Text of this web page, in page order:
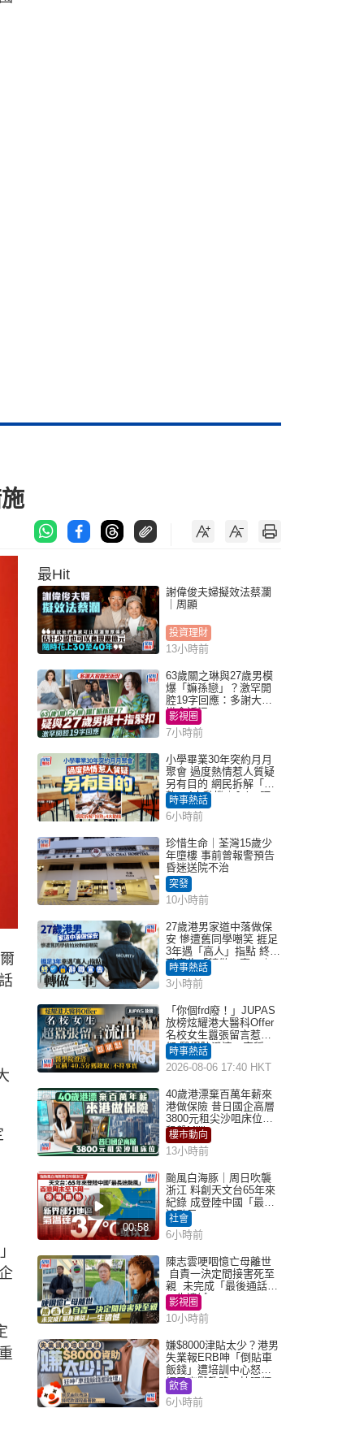
最Hit
謝偉俊夫婦擬效法蔡瀾
｜周顯
投資理財
13小時前
63歲關之琳與27歲男模
爆「嫲孫戀」？激罕開
腔19字回應：多謝大家
掛念近況
影視圈
7小時前
小學畢業30年突約月月
聚會 過度熱情惹人質疑
另有目的 網民拆解「扮
熟」4大動機｜Juicy叮
時事熱話
6小時前
珍惜生命｜荃灣15歲少
年墮樓 事前曾報警預告
昏迷送院不治
突發
10小時前
27歲港男家道中落做保
安 慘遭舊同學嘲笑 捱足
3年遇「高人」指點 終辭
職宣告「轉做一事」｜
Juicy叮
時事熱話
3小時前
「你個frd廢！」JUPAS
放榜炫耀港大醫科Offer
名校女生囂張留言惹眾
怒 醫學院澄清：宣稱
「40.5分獲錄取」不符事
實｜Juicy叮
時事熱話
2026-08-06 17:40 HKT
40歲港漂棄百萬年薪來
港做保險 昔日國企高層
3800元租尖沙咀床位｜
租盤Million
樓市動向
13小時前
00:58
颱風白海豚｜周日吹襲
浙江 料創天文台65年來
紀錄 成登陸中國「最長
途颱風」
社會
6小時前
陳志雲哽咽憶亡母離世
自責一決定間接害死至
親 未完成「最後通話」
一生遺憾
影視圈
10小時前
嫌$8000津貼太少？港男
失業報ERB呻「倒貼車
飯錢」遭培訓中心怒轟
網民幽默教路：揀呢類
課程唔會蝕...
飲食
6小時前